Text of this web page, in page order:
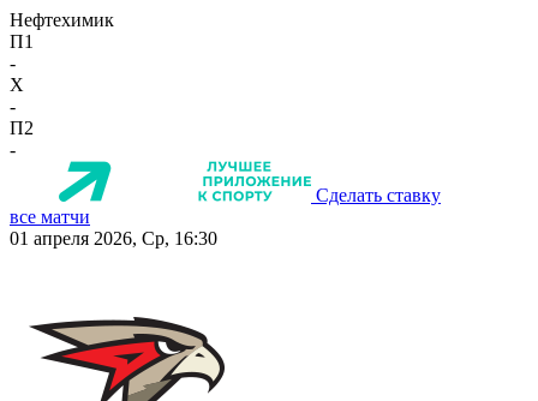
Нефтехимик
П1
-
X
-
П2
-
Сделать ставку
все матчи
01 апреля 2026, Ср, 16:30